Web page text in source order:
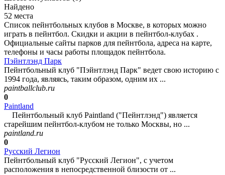
Найдено
52 места
Список пейнтбольных клубов в Москве, в которых можно
играть в пейнтбол. Скидки и акции в пейнтбол-клубах .
Официальные сайты парков для пейнтбола, адреса на карте,
телефоны и часы работы площадок пейнтбола.
Пэйнтлэнд Парк
Пейнтбольный клуб "Пэйнтлэнд Парк" ведет свою историю с
1994 года, являясь, таким образом, одним их ...
paintballclub.ru
0
Paintland
Пейнтбольный клуб Paintland ("Пейнтлэнд") является
старейшим пейнтбол-клубом не только Москвы, но ...
paintland.ru
0
Русский Легион
Пейнтбольный клуб "Русский Легион", с учетом
расположения в непосредственной близости от ...